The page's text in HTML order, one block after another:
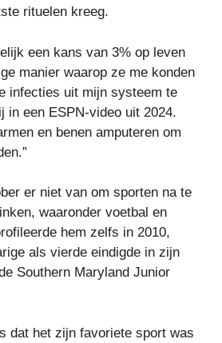
rituelen kreeg.
een kans van 3% op leven
manier waarop ze me konden
infecties uit mijn systeem te
in een ESPN-video uit 2024.
en benen amputeren om
er niet van om sporten na te
waaronder voetbal en
hem zelfs in 2010,
als vierde eindigde in zijn
Southern Maryland Junior
dat het zijn favoriete sport was